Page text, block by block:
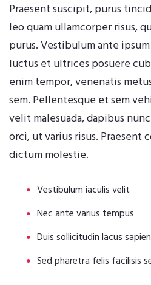
Praesent suscipit, purus
leo quam ullamcorper risus,
purus. Vestibulum ante
luctus et ultrices posuere
enim tempor, venenatis
sem. Pellentesque et sem
velit malesuada, dapibus
orci, ut varius risus. Praesent
dictum molestie.
Vestibulum iaculis velit
Nec ante varius tempus
Duis sollicitudin lacus sapien
Sed pharetra felis facilisis